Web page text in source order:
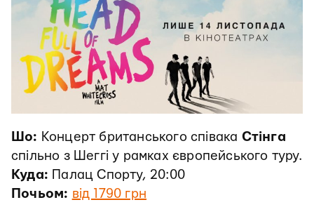
Шо: Концерт британського співака Стінга
спільно з Шеггі у рамках європейського туру.
Куда:
Палац Спорту, 20:00
Почьом: від 1790 грн